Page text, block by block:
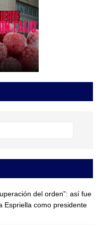
del orden”: así fue
Espriella como presidente